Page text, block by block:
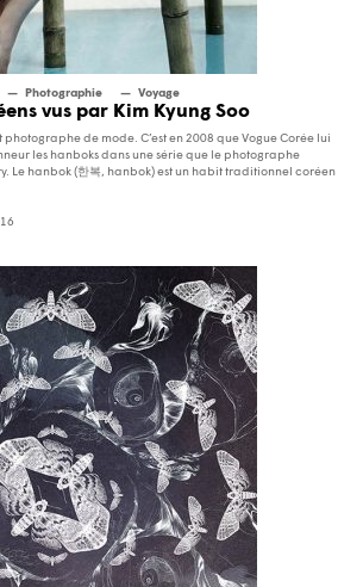
Photographie Voyage
vus par Kim Kyung Soo
photographe de mode. C’est en 2008 que Vogue Corée lui
les hanboks dans une série que le photographe
Le hanbok (한복, hanbok) est un habit traditionnel coréen